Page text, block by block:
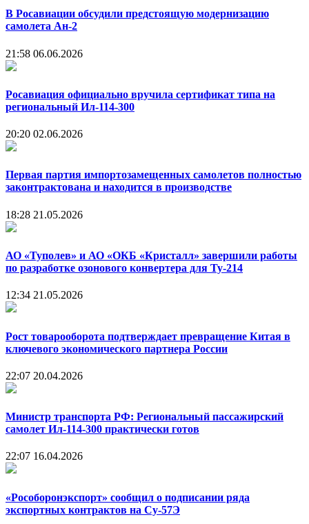
В Росавиации обсудили предстоящую модернизацию
самолета Ан-2
21:58 06.06.2026
Росавиация официально вручила сертификат типа на
региональный Ил-114-300
20:20 02.06.2026
Первая партия импортозамещенных самолетов полностью
законтрактована и находится в производстве
18:28 21.05.2026
АО «Туполев» и АО «ОКБ «Кристалл» завершили работы
по разработке озонового конвертера для Ту-214
12:34 21.05.2026
Рост товарооборота подтверждает превращение Китая в
ключевого экономического партнера России
22:07 20.04.2026
Министр транспорта РФ: Региональный пассажирский
самолет Ил-114-300 практически готов
22:07 16.04.2026
«Рособоронэкспорт» сообщил о подписании ряда
экспортных контрактов на Су-57Э